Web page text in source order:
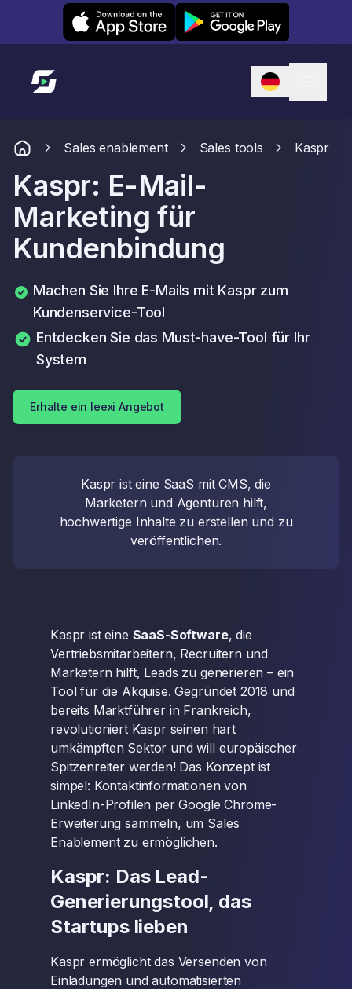
Leexi on iOS Leexi on Android
Link zur Startseite
Sales enablement Sales tools Kaspr
Kaspr: E-Mail-
Marketing für
Kundenbindung
Machen Sie Ihre E-Mails mit Kaspr zum
Kundenservice-Tool
Entdecken Sie das Must-have-Tool für Ihr
System
Erhalte ein leexi Angebot
Kaspr ist eine SaaS mit CMS, die
Marketern und Agenturen hilft,
hochwertige Inhalte zu erstellen und zu
veröffentlichen.
Kaspr ist eine SaaS-Software, die
Vertriebsmitarbeitern, Recruitern und
Marketern hilft, Leads zu generieren – ein
Tool für die Akquise. Gegründet 2018 und
bereits Marktführer in Frankreich,
revolutioniert Kaspr seinen hart
umkämpften Sektor und will europäischer
Spitzenreiter werden! Das Konzept ist
simpel: Kontaktinformationen von
LinkedIn-Profilen per Google Chrome-
Erweiterung sammeln, um Sales
Enablement zu ermöglichen.
Kaspr: Das Lead-
Generierungstool, das
Startups lieben
Kaspr ermöglicht das Versenden von
Einladungen und automatisierten